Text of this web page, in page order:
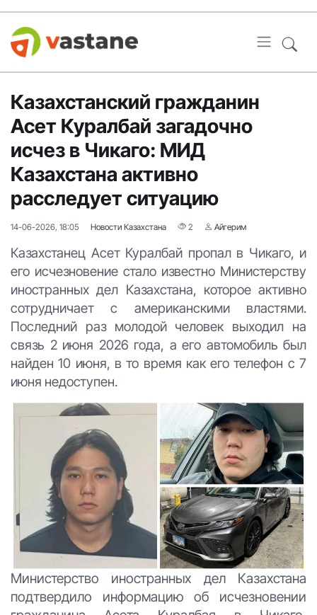
Казахстанский гражданин
Асет Куралбай загадочно
исчез в Чикаго: МИД
Казахстана активно
расследует ситуацию
14-06-2026, 18:05 Новости Казахстана 2 Айгерим
Казахстанец Асет Куралбай пропал в Чикаго, и
его исчезновение стало известно Министерству
иностранных дел Казахстана, которое активно
сотрудничает с американскими властями.
Последний раз молодой человек выходил на
связь 2 июня 2026 года, а его автомобиль был
найден 10 июня, в то время как его телефон с 7
июня недоступен.
Министерство иностранных дел Казахстана
подтвердило информацию об исчезновении